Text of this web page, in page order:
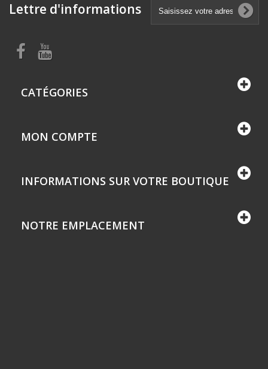
Lettre d'informations
CATÉGORIES
MON COMPTE
INFORMATIONS SUR VOTRE BOUTIQUE
NOTRE EMPLACEMENT